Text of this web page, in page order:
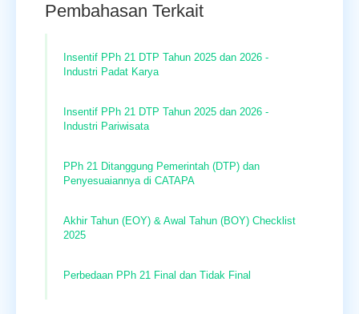
Pembahasan Terkait
Insentif PPh 21 DTP Tahun 2025 dan 2026 -
Industri Padat Karya
Insentif PPh 21 DTP Tahun 2025 dan 2026 -
Industri Pariwisata
PPh 21 Ditanggung Pemerintah (DTP) dan
Penyesuaiannya di CATAPA
Akhir Tahun (EOY) & Awal Tahun (BOY) Checklist
2025
Perbedaan PPh 21 Final dan Tidak Final